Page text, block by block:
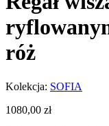
róż
Kolekcja: SOFIA
1080,00 zł